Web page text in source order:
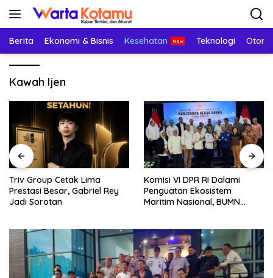
Langsung
Berita Ekonomi & Bisnis Kesehatan Teknologi
Kawah Ijen
Triv Group Cetak Lima
Prestasi Besar, Gabriel Rey
Jadi Sorotan
Komisi VI DPR RI Dalami
Penguatan Ekosistem
Maritim Nasional, BUMN